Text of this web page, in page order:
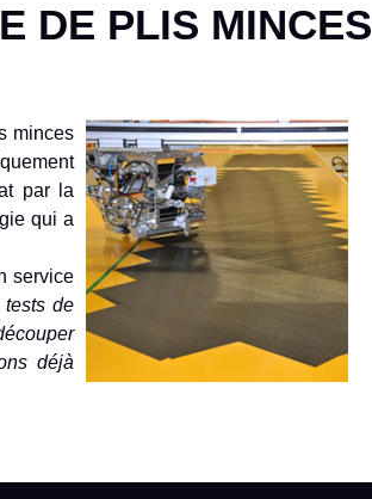
DE PLIS MINCES
minces
par la
qui a
service
tests de
déjà